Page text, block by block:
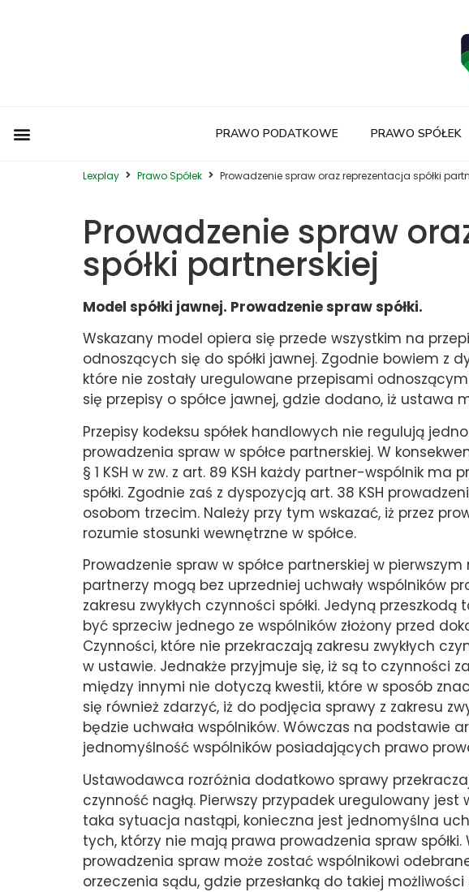
PRAWO PODATKOWE PRAWO SPÓŁEK
Lexplay Prawo Spółek Prowadzenie spraw oraz reprezentacja spółki
Prowadzenie spraw
spółki partnerskiej
Model spółki jawnej. Prowadzenie spraw spółki.
Wskazany model opiera się przede wszystkim na
odnoszących się do spółki jawnej. Zgodnie bowiem z
które nie zostały uregulowane przepisami
się przepisy o spółce jawnej, gdzie dodano, iż ustawa
Przepisy kodeksu spółek handlowych nie regulują
prowadzenia spraw w spółce partnerskiej. W
§ 1 KSH w zw. z art. 89 KSH każdy partner-wspólnik
spółki. Zgodnie zaś z dyspozycją art. 38 KSH
osobom trzecim. Należy przy tym wskazać, iż przez
rozumie stosunki wewnętrzne w spółce.
Prowadzenie spraw w spółce partnerskiej w
partnerzy mogą bez uprzedniej uchwały wspólników
zakresu zwykłych czynności spółki. Jedyną
być sprzeciw jednego ze wspólników złożony przed
Czynności, które nie przekraczają zakresu zwykłych
w ustawie. Jednakże przyjmuje się, iż są to czynności
między innymi nie dotyczą kwestii, które w sposób
się również zdarzyć, iż do podjęcia sprawy z zakresu
będzie uchwała wspólników. Wówczas na podstawie
jednomyślność wspólników posiadających prawo
Ustawodawca rozróżnia dodatkowo sprawy
czynność nagłą. Pierwszy przypadek uregulowany
taka sytuacja nastąpi, konieczna jest jednomyślna
tych, którzy nie mają prawa prowadzenia spraw
prowadzenia spraw może zostać wspólnikowi
orzeczenia sądu, gdzie przesłanką do takiej